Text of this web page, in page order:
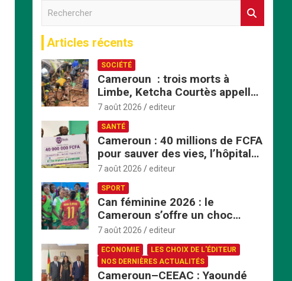
r
c
h
e
Articles récents
SOCIÉTÉ
Cameroun : trois morts à
Limbe, Ketcha Courtès appelle
à un sursaut face aux
inondations
7 août 2026 editeur
SANTÉ
Cameroun : 40 millions de FCFA
pour sauver des vies, l’hôpital
de Bafoussam renforce son
centre d’hémodialyse
7 août 2026 editeur
SPORT
Can féminine 2026 : le
Cameroun s’offre un choc
explosif face au Nigeria en
quart de finale
7 août 2026 editeur
ECONOMIE
LES CHOIX DE L'ÉDITEUR
NOS DERNIÈRES ACTUALITÉS
Cameroun–CEEAC : Yaoundé